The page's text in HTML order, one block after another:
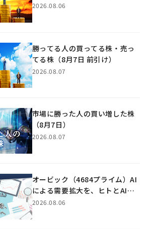
2026.08.06
勝ってる人の買ってる株・売っ
てる株（8月7日 前引け）
2026.08.07
市場に勝った人の買い増した株
（8月7日）
2026.08.07
オービック（4684プライム）AI
による需要拡大を、ヒトとAIで
刈り取りへ
2026.08.06